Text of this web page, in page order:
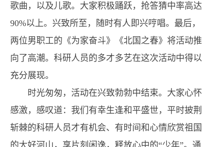
歌曲，以及儿歌。大家积极踊跃，抢答猜中率高达
90%以上。兴致所至，随时有人即兴哼唱。最后，
两位男职工的《为家奋斗》《北国之春》将活动推
向了高潮。科研人员的多才多艺在这次活动中得以
充分展现。
时光匆匆，活动在兴致勃勃中结束。大家心怀
感激，感叹道：我们有幸生逢和平盛世，平时披荆
斩棘的科研人员才有机会、有时间和心情欣赏祖国
的大好河山，享片刻闲逸，释放心中的“少年”。通